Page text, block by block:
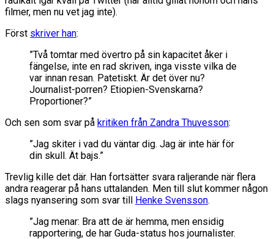
filmer, men nu vet jag inte).
Först skriver han:
”Två tomtar med övertro på sin kapacitet åker i
fängelse, inte en rad skriven, inga visste vilka de
var innan resan. Patetiskt. Är det över nu?
Journalist-porren? Etiopien-Svenskarna?
Proportioner?”
Och sen som svar på kritiken från Zandra Thuvesson:
”Jag skiter i vad du väntar dig. Jag är inte här för
din skull. Ät bajs.”
Trevlig kille det där. Han fortsätter svara raljerande när flera
andra reagerar på hans uttalanden. Men till slut kommer någon
slags nyansering som svar till Henke Svensson.
”Jag menar: Bra att de är hemma, men ensidig
rapportering, de har Guda-status hos journalister.